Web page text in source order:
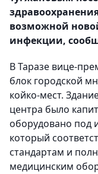
возможной
инфекции,
В Таразе вице-
блок городской
койко-мест.
центра было
оборудовано под
который
стандартам и
медицинским